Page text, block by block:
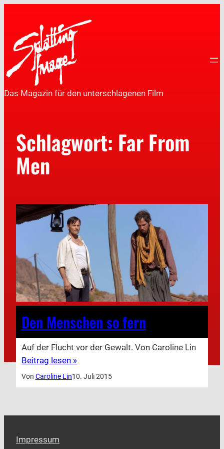
Das Magazin für den unterschlagenen Film
Schlagwort: Far From
Men
Den Menschen so fern
Auf der Flucht vor der Gewalt. Von Caroline Lin
Beitrag lesen »
Von Caroline Lin10. Juli 2015
Impressum